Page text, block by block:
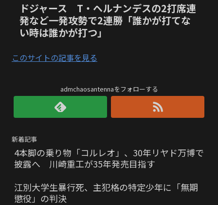
ドジャース T・ヘルナンデスの2打席連
発など一発攻勢で2連勝「誰かが打てな
い時は誰かが打つ」
このサイトの記事を見る
admchaosantennaをフォローする
新着記事
4本脚の乗り物「コルレオ」、30年リヤド万博で
披露へ 川崎重工が35年発売目指す
江別大学生暴行死、主犯格の特定少年に「無期
懲役」の判決